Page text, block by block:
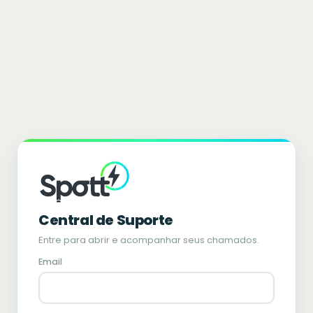
Central de Suporte
Entre para abrir e acompanhar seus chamados.
Email